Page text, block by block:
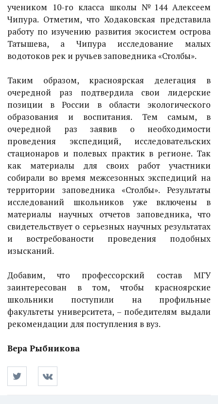
учеником 10-го класса школы №144 Алексеем
Чипура. Отметим, что Ходаковская представила
работу по изучению развития экосистем острова
Татышева, а Чипура исследование малых
водотоков рек и ручьев заповедника «Столбы».
Таким образом, красноярская делегация в
очередной раз подтвердила свои лидерские
позиции в России в области экологического
образования и воспитания. Тем самым, в
очередной раз заявив о необходимости
проведения экспедиций, исследовательских
стационаров и полевых практик в регионе. Так
как материалы для своих работ участники
собирали во время межсезонных экспедиций на
территории заповедника «Столбы». Результаты
исследований школьников уже включены в
материалы научных отчетов заповедника, что
свидетельствует о серьезных научных результатах
и востребованости проведения подобных
изысканий.
Добавим, что профессорский состав МГУ
заинтересован в том, чтобы красноярские
школьники поступили на профильные
факультеты университета, – победителям выдали
рекомендации для поступления в вуз.
Вера Рыбникова